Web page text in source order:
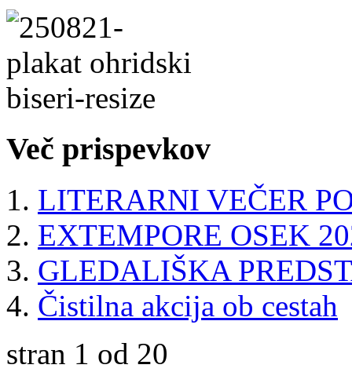
Več prispevkov
LITERARNI VEČER
EXTEMPORE OSEK
GLEDALIŠKA
Čistilna akcija ob cestah
stran 1 od 20